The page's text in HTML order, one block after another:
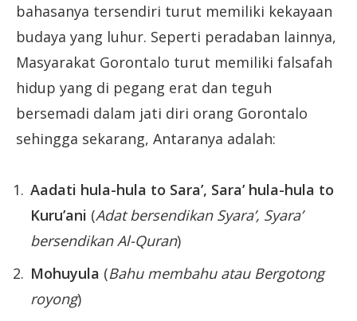
bahasanya tersendiri turut memiliki kekayaan
budaya yang luhur. Seperti peradaban lainnya,
Masyarakat Gorontalo turut memiliki falsafah
hidup yang di pegang erat dan teguh
bersemadi dalam jati diri orang Gorontalo
sehingga sekarang, Antaranya adalah:
Aadati hula-hula to Sara’, Sara’ hula-hula to
Kuru’ani (Adat bersendikan Syara’, Syara’
bersendikan Al-Quran)
Mohuyula (Bahu membahu atau Bergotong
royong)